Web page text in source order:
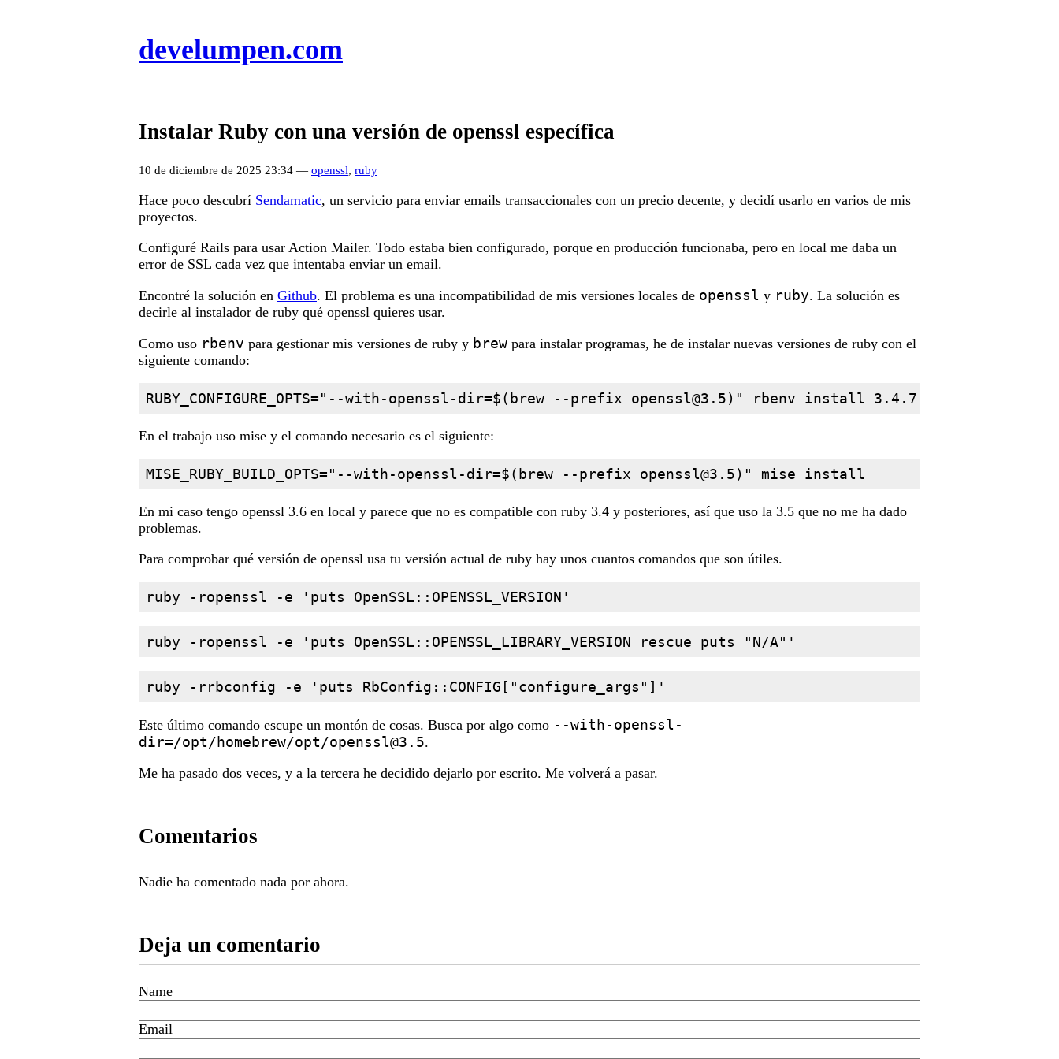
develumpen.com
Instalar Ruby con una versión de openssl específica
10 de diciembre de 2025 23:34 — openssl, ruby
Hace poco descubrí Sendamatic, un servicio para enviar emails transaccionales con un precio decente, y decidí usarlo en varios de mis
proyectos.
Configuré Rails para usar Action Mailer. Todo estaba bien configurado, porque en producción funcionaba, pero en local me daba un
error de SSL cada vez que intentaba enviar un email.
Encontré la solución en Github. El problema es una incompatibilidad de mis versiones locales de openssl y ruby. La solución es
decirle al instalador de ruby qué openssl quieres usar.
Como uso rbenv para gestionar mis versiones de ruby y brew para instalar programas, he de instalar nuevas versiones de ruby con el
siguiente comando:
RUBY_CONFIGURE_OPTS="--with-openssl-dir=$(brew --prefix openssl@3.5
En el trabajo uso mise y el comando necesario es el siguiente:
MISE_RUBY_BUILD_OPTS="--with-openssl-dir=$(brew --prefix openssl@3.5
En mi caso tengo openssl 3.6 en local y parece que no es compatible con ruby 3.4 y posteriores, así que uso la 3.5 que no me ha dado
problemas.
Para comprobar qué versión de openssl usa tu versión actual de ruby hay unos cuantos comandos que son útiles.
Este último comando escupe un montón de cosas. Busca por algo como --with-openssl-
dir=/opt/homebrew/opt/openssl@3.5.
Me ha pasado dos veces, y a la tercera he decidido dejarlo por escrito. Me volverá a pasar.
Comentarios
Nadie ha comentado nada por ahora.
Deja un comentario
Name
Email